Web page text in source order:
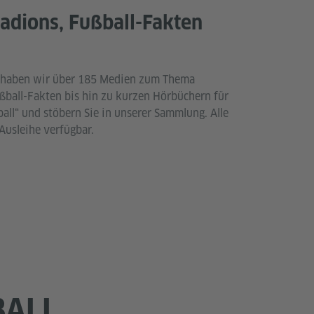
Fußball-Fakten
wir über 185 Medien zum Thema
Fakten bis hin zu kurzen Hörbüchern für
und stöbern Sie in unserer Sammlung. Alle
verfügbar.